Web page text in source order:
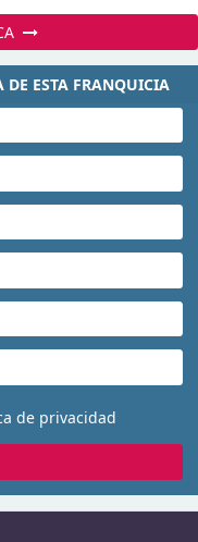
ESTA FRANQUICIA
de privacidad